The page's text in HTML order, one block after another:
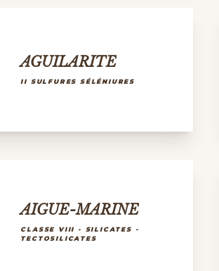
AGUILARITE
II SULFURES SÉLÉNIURES
AIGUE-MARINE
CLASSE VIII - SILICATES -
TECTOSILICATES